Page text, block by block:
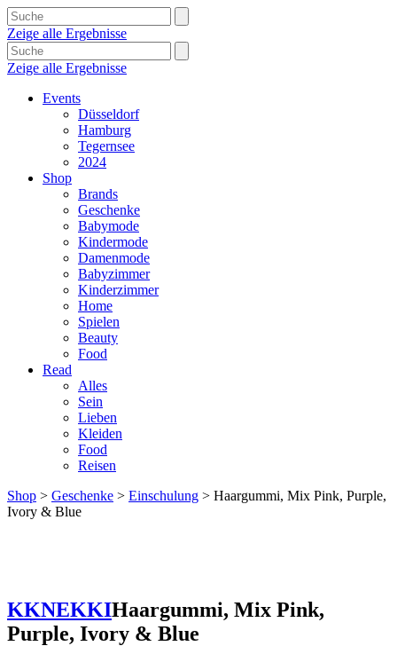
Zeige alle Ergebnisse
Zeige alle Ergebnisse
Events
Düsseldorf
Hamburg
Tegernsee
2024
Shop
Brands
Geschenke
Babymode
Kindermode
Damenmode
Babyzimmer
Kinderzimmer
Home
Spielen
Beauty
Food
Read
Alles
Sein
Lieben
Kleiden
Food
Reisen
Shop > Geschenke > Einschulung > Haargummi, Mix Pink, Purple,
Ivory & Blue
KKNEKKIHaargummi, Mix Pink,
Purple, Ivory & Blue